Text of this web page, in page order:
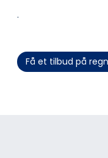
.
Få et tilbud på